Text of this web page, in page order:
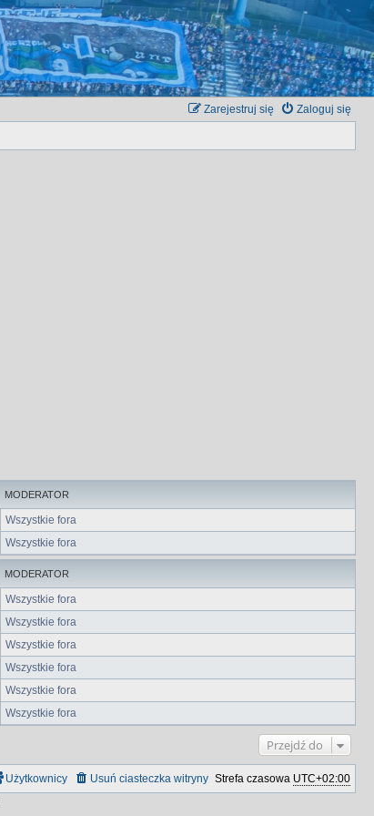
Zaloguj się
Zarejestruj się
MODERATOR
Wszystkie fora
Wszystkie fora
MODERATOR
Wszystkie fora
Wszystkie fora
Wszystkie fora
Wszystkie fora
Wszystkie fora
Wszystkie fora
Przejdź do
Strefa czasowa UTC+02:00
Usuń ciasteczka witryny
Użytkownicy